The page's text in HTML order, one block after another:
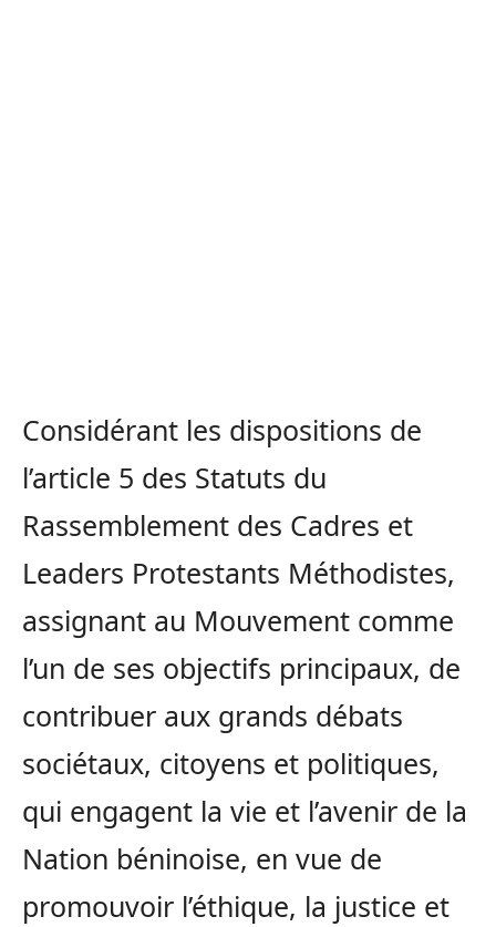
Considérant les dispositions de
l’article 5 des Statuts du
Rassemblement des Cadres et
Leaders Protestants Méthodistes,
assignant au Mouvement comme
l’un de ses objectifs principaux, de
contribuer aux grands débats
sociétaux, citoyens et politiques,
qui engagent la vie et l’avenir de la
Nation béninoise, en vue de
promouvoir l’éthique, la justice et